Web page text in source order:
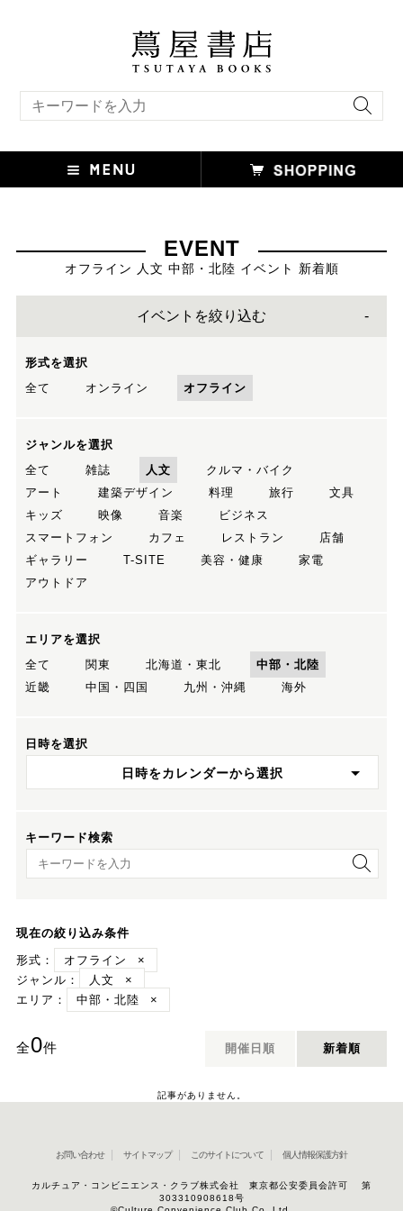
EVENT
オフライン 人文 中部・北陸 イベント 新着順
イベントを絞り込む
形式を選択
全て
オンライン オフライン
ジャンルを選択
全て
雑誌 人文
クルマ・バイク
アート
建築デザイン 料理 旅行
文具
キッズ
映像 音楽
ビジネス
スマートフォン
カフェ レストラン
店舗
ギャラリー
T-SITE 美容・健康
家電
アウトドア
エリアを選択
全て
関東 北海道・東北
中部・北陸
近畿
中国・四国 九州・沖縄 海外
日時を選択
日時をカレンダーから選択
キーワード検索
キーワード検索
現在の絞り込み条件
形式：
オフライン
×
ジャンル：
人文
×
エリア：
中部・北陸 ×
全0件 開催日順 新着順
記事がありません。
お問い合わせ サイトマップ このサイトについて 個人情報保護方針
カルチュア・コンビニエンス・クラブ株式会社 東京都公安委員会許可 第
303310908618号